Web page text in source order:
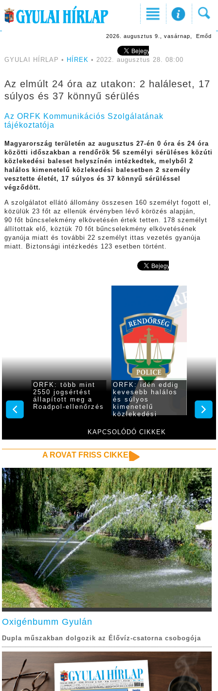
2026. augusztus 9., vasárnap, Emőd
GYULAI HÍRLAP • HÍREK • 2022. augusztus 28. 08:00
Az elmúlt 24 óra az utakon: 2 haláleset, 17
súlyos és 37 könnyű sérülés
Az ORFK Kommunikációs Szolgálatának
tájékoztatója
Magyarország területén az augusztus 27-én 0 óra és 24 óra
közötti időszakban a rendőrök 56 személyi sérüléses közúti
közlekedési baleset helyszínén intézkedtek, melyből 2
halálos kimenetelű közlekedési balesetben 2 személy
vesztette életét, 17 súlyos és 37 könnyű sérüléssel
végződött.
A szolgálatot ellátó állomány összesen 160 személyt fogott el,
közülük 23 főt az ellenük érvényben lévő körözés alapján,
90 főt bűncselekmény elkövetésén értek tetten. 178 személyt
állítottak elő, köztük 70 főt bűncselekmény elkövetésének
gyanúja miatt és további 22 személyt ittas vezetés gyanúja
miatt. Biztonsági intézkedés 123 esetben történt.
KAPCSOLÓDÓ CIKKEK
óra
ORFK: több mint
2550 jogsértést
állapított meg a
Roadpol-ellenőrzés
ORFK: idén eddig
kevesebb halálos
és súlyos
kimenetelű
közlekedési
ország útjain
A ROVAT FRISS CIKKEI
Oxigénbumm Gyulán
Dupla műszakban dolgozik az Élővíz-csatorna csobogója